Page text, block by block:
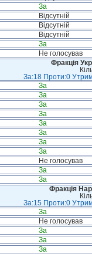
За
Відсутній
Відсутній
Відсутній
За
Не голосував
Фракція
За:18 Проти:0
За
За
За
За
За
За
За
За
Не голосував
За
За
Фракція
За:15 Проти:0
За
Не голосував
За
За
За